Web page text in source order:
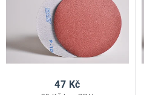
t
ů
k
t
ů
47 Kč